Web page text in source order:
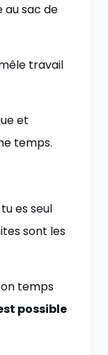
au sac de
travail
et
temps.
es seul
sont les
temps
possible